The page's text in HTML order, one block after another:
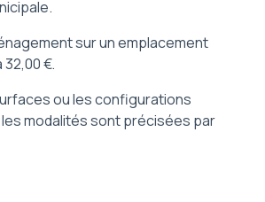
sur un emplacement
€.
ou les configurations
modalités sont précisées par